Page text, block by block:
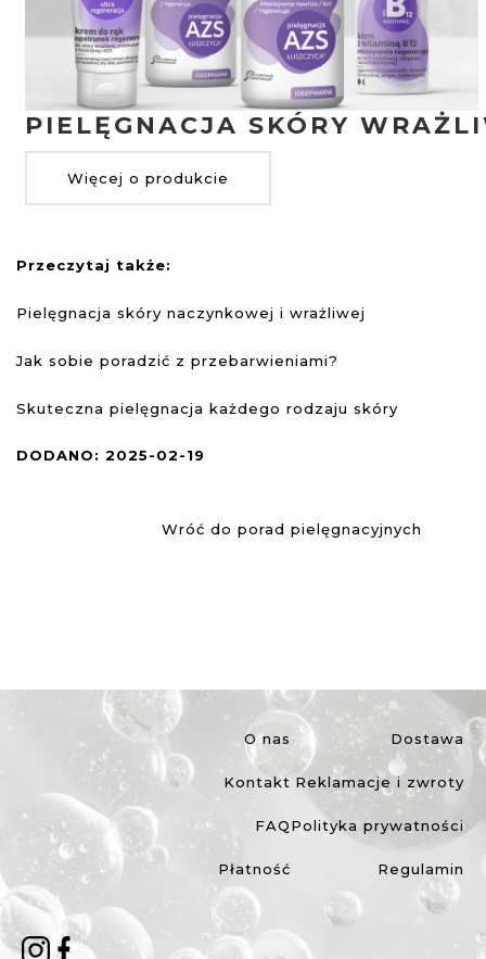
PIELĘGNACJA SKÓRY
Więcej o produkcie
Przeczytaj także:
Pielęgnacja skóry naczynkowej i wrażliwej
Jak sobie poradzić z przebarwieniami?
Skuteczna pielęgnacja każdego rodzaju skóry
DODANO: 2025-02-19
Wróć do porad pielęgnacyjnych
O nas
Kontakt
FAQ
Płatność
Dostawa
Reklamacje i zwroty
Polityka prywatności
Regulamin